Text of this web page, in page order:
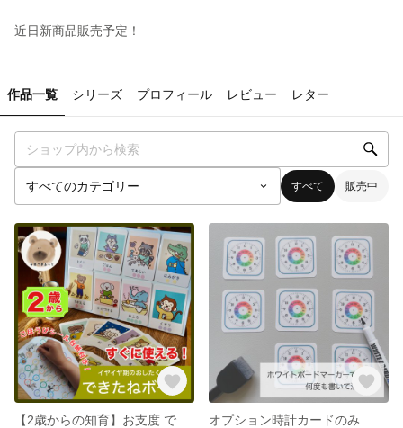
近日新商品販売予定！
作品一覧 シリーズ プロフィール レビュー レター
すべて 販売中
オプション時計カードのみ